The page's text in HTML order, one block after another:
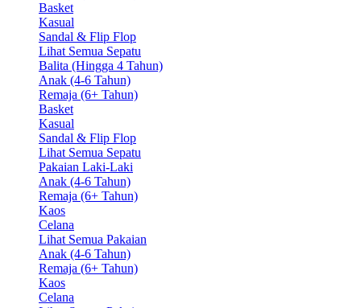
Basket
Kasual
Sandal & Flip Flop
Lihat Semua Sepatu
Balita (Hingga 4 Tahun)
Anak (4-6 Tahun)
Remaja (6+ Tahun)
Basket
Kasual
Sandal & Flip Flop
Lihat Semua Sepatu
Pakaian Laki-Laki
Anak (4-6 Tahun)
Remaja (6+ Tahun)
Kaos
Celana
Lihat Semua Pakaian
Anak (4-6 Tahun)
Remaja (6+ Tahun)
Kaos
Celana